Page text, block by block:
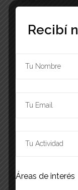
10 octubre, 2022-
End:
Recibí
Áreas de interés